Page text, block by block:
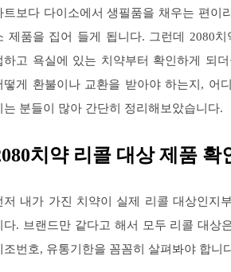
트보다 다이소에서 생필품을 채우는 편이
제품을 집어 들게 됩니다. 그런데 2080
하고 욕실에 있는 치약부터 확인하게 되
떻게 환불이나 교환을 받아야 하는지, 어
는 분들이 많아 간단히 정리해보았습니다.
치약 리콜 대상 제품 확
저 내가 가진 치약이 실제 리콜 대상인지
다. 브랜드만 같다고 해서 모두 리콜 대상
조번호, 유통기한을 꼼꼼히 살펴봐야 합니